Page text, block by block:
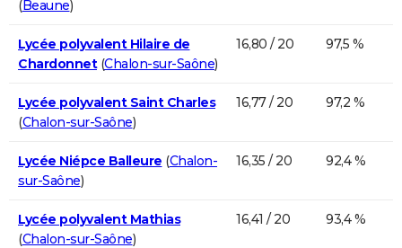
(Beaune)
Lycée polyvalent Hilaire de
Chardonnet(Chalon-sur-Saône)
16,80 / 20 97,5 %
Lycée polyvalent Saint Charles
(Chalon-sur-Saône)
16,77 / 20 97,2 %
Lycée Niépce Balleure (Chalon-
sur-Saône)
16,35 / 20 92,4 %
Lycée polyvalent Mathias
(Chalon-sur-Saône)
16,41 / 20 93,4 %